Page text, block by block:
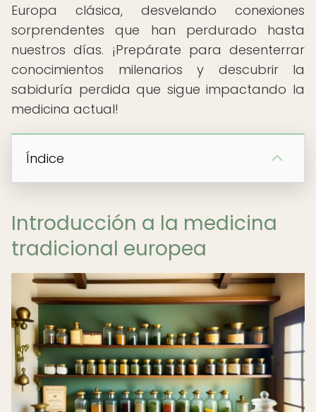
Europa clásica, desvelando conexiones
sorprendentes que han perdurado hasta
nuestros días. ¡Prepárate para desenterrar
conocimientos milenarios y descubrir la
sabiduría perdida que sigue impactando la
medicina actual!
Índice
Introducción a la medicina
tradicional europea